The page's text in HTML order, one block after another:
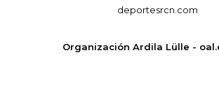
deportesrcn.com
Organización Ardila Lülle -